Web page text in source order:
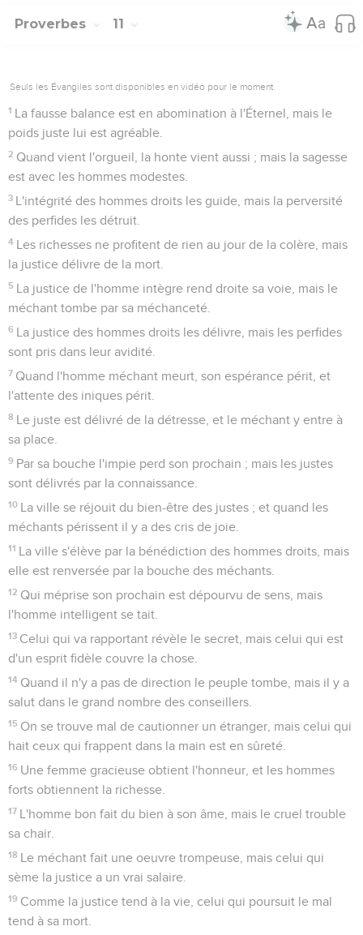
Proverbes 11
Seuls les Évangiles sont disponibles en vidéo pour le moment.
1 La fausse balance est en abomination à l'Éternel, mais le
poids juste lui est agréable.
2 Quand vient l'orgueil, la honte vient aussi ; mais la sagesse
est avec les hommes modestes.
3 L'intégrité des hommes droits les guide, mais la perversité
des perfides les détruit.
4 Les richesses ne profitent de rien au jour de la colère, mais
la justice délivre de la mort.
5 La justice de l'homme intègre rend droite sa voie, mais le
méchant tombe par sa méchanceté.
6 La justice des hommes droits les délivre, mais les perfides
sont pris dans leur avidité.
7 Quand l'homme méchant meurt, son espérance périt, et
l'attente des iniques périt.
8 Le juste est délivré de la détresse, et le méchant y entre à
sa place.
9 Par sa bouche l'impie perd son prochain ; mais les justes
sont délivrés par la connaissance.
10 La ville se réjouit du bien-être des justes ; et quand les
méchants périssent il y a des cris de joie.
11 La ville s'élève par la bénédiction des hommes droits, mais
elle est renversée par la bouche des méchants.
12 Qui méprise son prochain est dépourvu de sens, mais
l'homme intelligent se tait.
13 Celui qui va rapportant révèle le secret, mais celui qui est
d'un esprit fidèle couvre la chose.
14 Quand il n'y a pas de direction le peuple tombe, mais il y a
salut dans le grand nombre des conseillers.
15 On se trouve mal de cautionner un étranger, mais celui qui
hait ceux qui frappent dans la main est en sûreté.
16 Une femme gracieuse obtient l'honneur, et les hommes
forts obtiennent la richesse.
17 L'homme bon fait du bien à son âme, mais le cruel trouble
sa chair.
18 Le méchant fait une oeuvre trompeuse, mais celui qui
sème la justice a un vrai salaire.
19 Comme la justice tend à la vie, celui qui poursuit le mal
tend à sa mort.